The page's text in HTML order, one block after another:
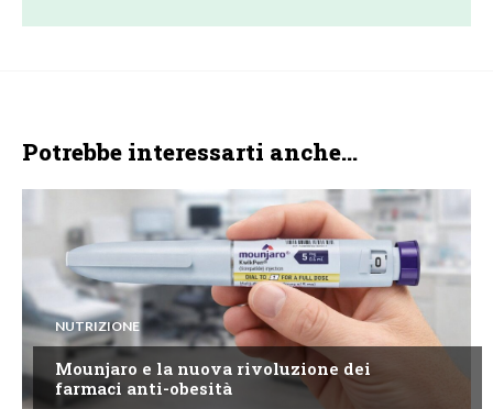
Potrebbe interessarti anche...
NUTRIZIONE
Mounjaro e la nuova rivoluzione dei
farmaci anti-obesità